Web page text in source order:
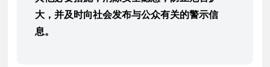
大，并及时向社会发布与公众有关的警示信
息。